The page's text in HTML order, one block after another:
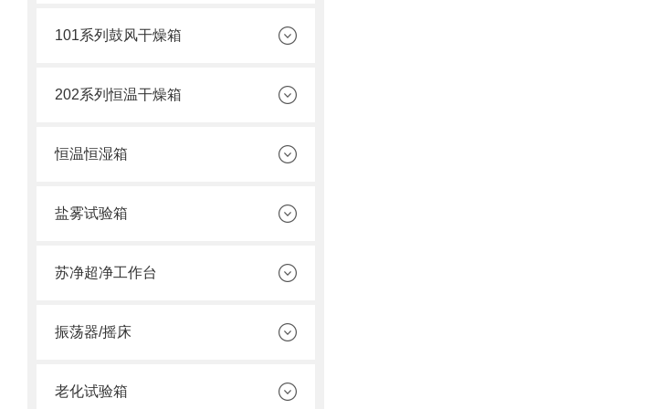
101系列鼓风干燥箱
202系列恒温干燥箱
恒温恒湿箱
盐雾试验箱
苏净超净工作台
振荡器/摇床
老化试验箱